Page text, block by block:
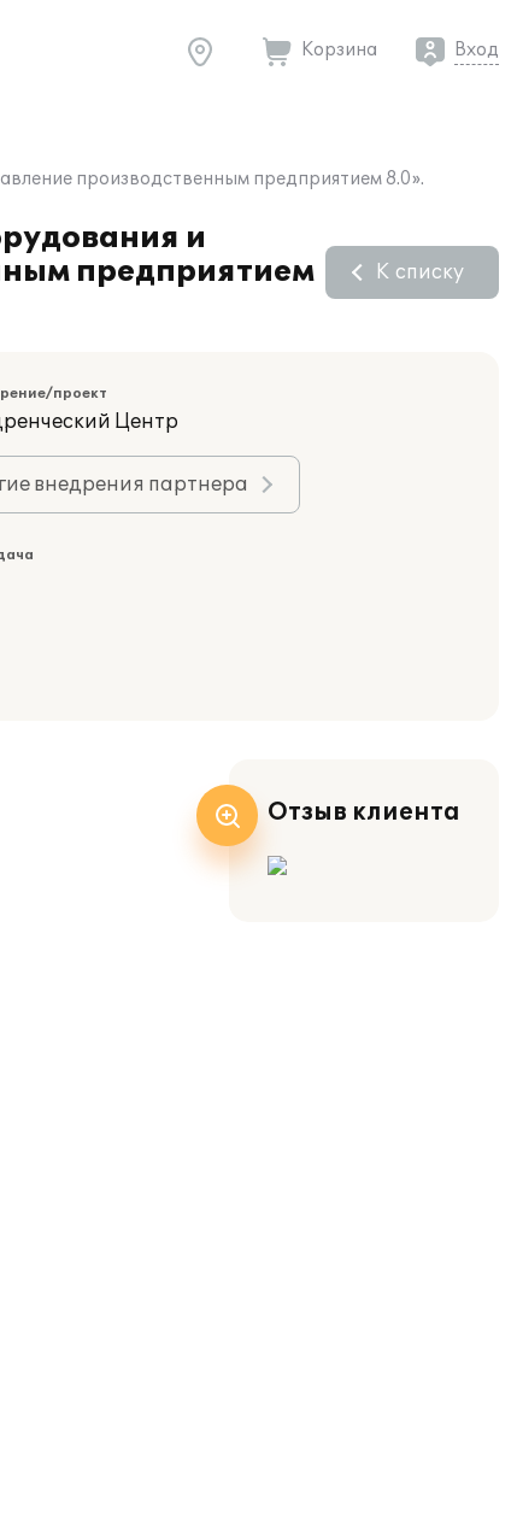
Корзина Вход
производственным предприятием 8.0».
и
предприятием
К списку
проект
Центр
внедрения партнера
Отзыв клиента